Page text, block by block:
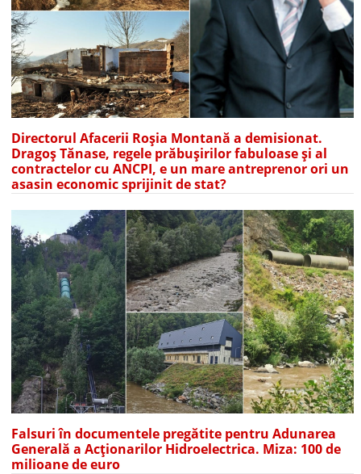
Directorul Afacerii Roșia Montană a demisionat.
Dragoș Tănase, regele prăbușirilor fabuloase și al
contractelor cu ANCPI, e un mare antreprenor ori un
asasin economic sprijinit de stat?
Falsuri în documentele pregătite pentru Adunarea
Generală a Acționarilor Hidroelectrica. Miza: 100 de
milioane de euro